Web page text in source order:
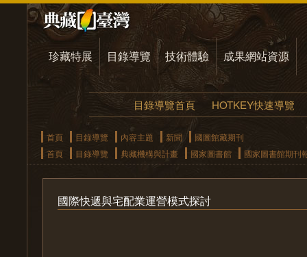
珍藏特展 目錄導覽 技術體驗 成果網站資源
目錄導覽首頁 HOTKEY快速導覽
首頁 目錄導覽 內容主題 新聞
國圖館藏期刊
首頁
目錄導覽 典藏機構與計畫 國家圖書館 國家圖書館期刊
國際快遞與宅配業運營模式探討